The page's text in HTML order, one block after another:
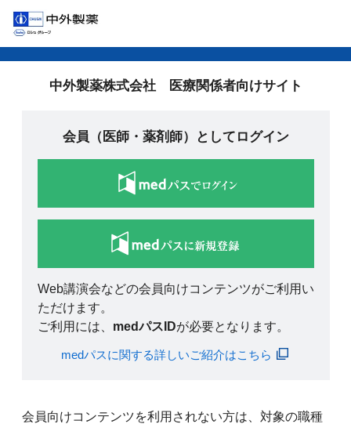
中外製薬株式会社 医療関係者向けサイト
会員（医師・薬剤師）としてログイン
Web講演会などの会員向けコンテンツがご利用い
ただけます。
ご利用には、 medパスIDが必要となります。
medパスに関する詳しいご紹介はこちら
会員向けコンテンツを利用されない方は、対象の職種